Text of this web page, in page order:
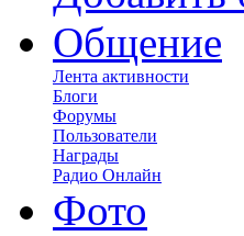
Общение
Лента активности
Блоги
Форумы
Пользователи
Награды
Радио Онлайн
Фото